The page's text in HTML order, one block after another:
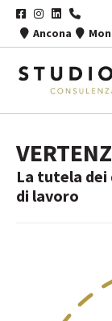
Salta
Ancona
La tutela
di lavoro